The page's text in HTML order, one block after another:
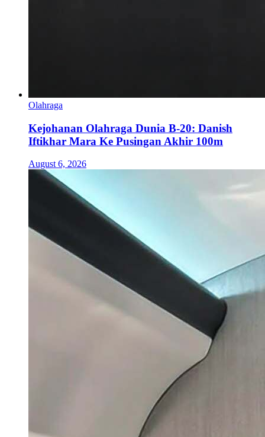
Olahraga
Kejohanan Olahraga Dunia B-20: Danish
Iftikhar Mara Ke Pusingan Akhir 100m
August 6, 2026